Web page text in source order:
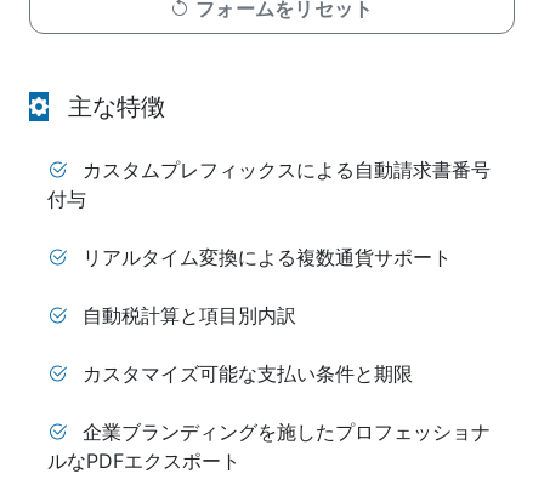
フォームをリセット
主な特徴
カスタムプレフィックスによる自動請求書番号
付与
リアルタイム変換による複数通貨サポート
自動税計算と項目別内訳
カスタマイズ可能な支払い条件と期限
企業ブランディングを施したプロフェッショナ
ルなPDFエクスポート